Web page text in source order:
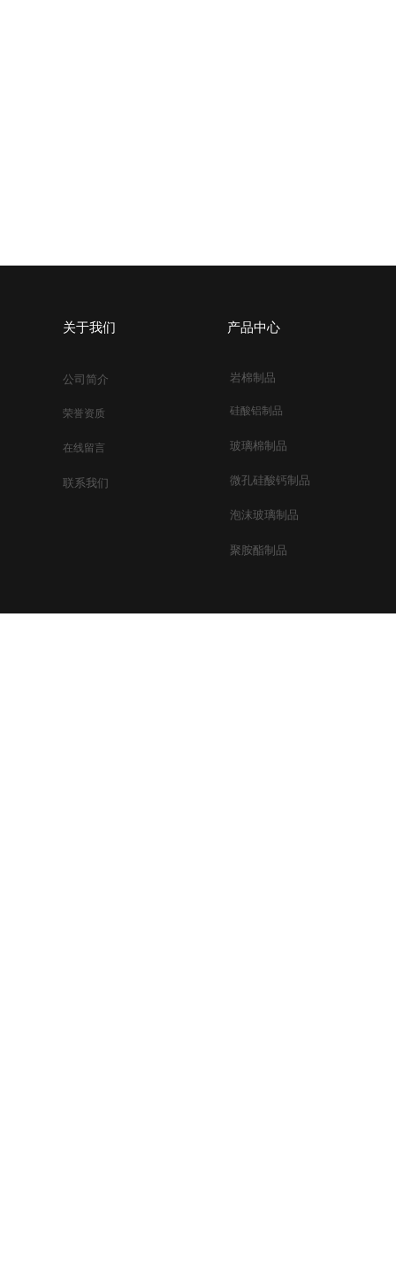
公司简介​
荣誉资质
关于我们
在线留言
联系我们
产品中心
岩棉制品​​
硅酸铝制品
玻璃棉制品​
微孔硅酸钙制品
泡沫玻璃制品​
聚胺酯制品